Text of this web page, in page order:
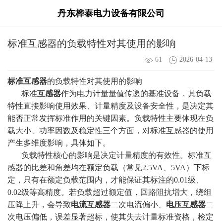
丹东桦泰电力设备有限公司
标准互感器的负载特性对其使用的影响
61 2026-04-13
标准互感器的负载特性对其使用的影响
标准互感器作为电力计量量值传递的基准设备，其负载
特性直接影响使用效果、计量精度及设备安全性，是决定其
能否正常发挥标准作用的关键因素。负载特性主要体现在负
载大小、功率因数及稳定性三个方面，对标准互感器的使用
产生多维度影响，具体如下。
负载特性核心的影响是决定计量精度的有效性。标准互
感器的比差和角差均在额定负载（常见2.5VA、5VA）下标
定，只有在额定负载范围内，才能保证其标注的0.01级、
0.02级等高精度。若负载超过额定值，回路阻抗增大，绕组
压降上升，会导致电流互感器二次电流偏小、 电压互感器二
次电压偏低，误差显著超标，使其失去计量标准资格，检定